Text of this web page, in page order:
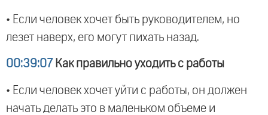
• Если человек хочет быть руководителем, но
лезет наверх, его могут пихать назад.
00:39:07 Как правильно уходить с работы
• Если человек хочет уйти с работы, он должен
начать делать это в маленьком объеме и